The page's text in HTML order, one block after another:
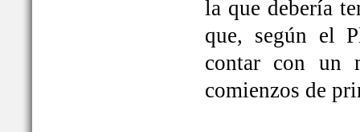
la que debería
que, según el
contar con un
comienzos de